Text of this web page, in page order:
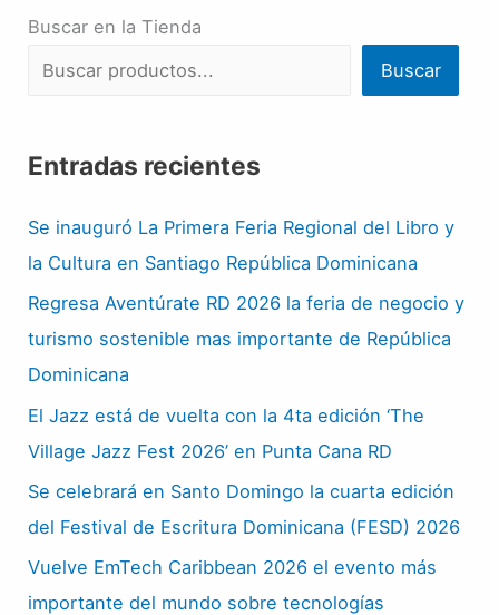
Buscar en la Tienda
Buscar
Entradas recientes
Se inauguró La Primera Feria Regional del Libro y
la Cultura en Santiago República Dominicana
Regresa Aventúrate RD 2026 la feria de negocio y
turismo sostenible mas importante de República
Dominicana
El Jazz está de vuelta con la 4ta edición ‘The
Village Jazz Fest 2026’ en Punta Cana RD
Se celebrará en Santo Domingo la cuarta edición
del Festival de Escritura Dominicana (FESD) 2026
Vuelve EmTech Caribbean 2026 el evento más
importante del mundo sobre tecnologías